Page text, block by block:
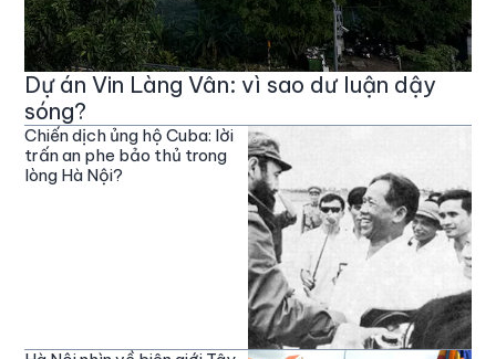
Dự án Vin Làng Vân: vì sao dư luận dậy
sóng?
Chiến dịch ủng hộ Cuba: lời
trấn an phe bảo thủ trong
lòng Hà Nội?